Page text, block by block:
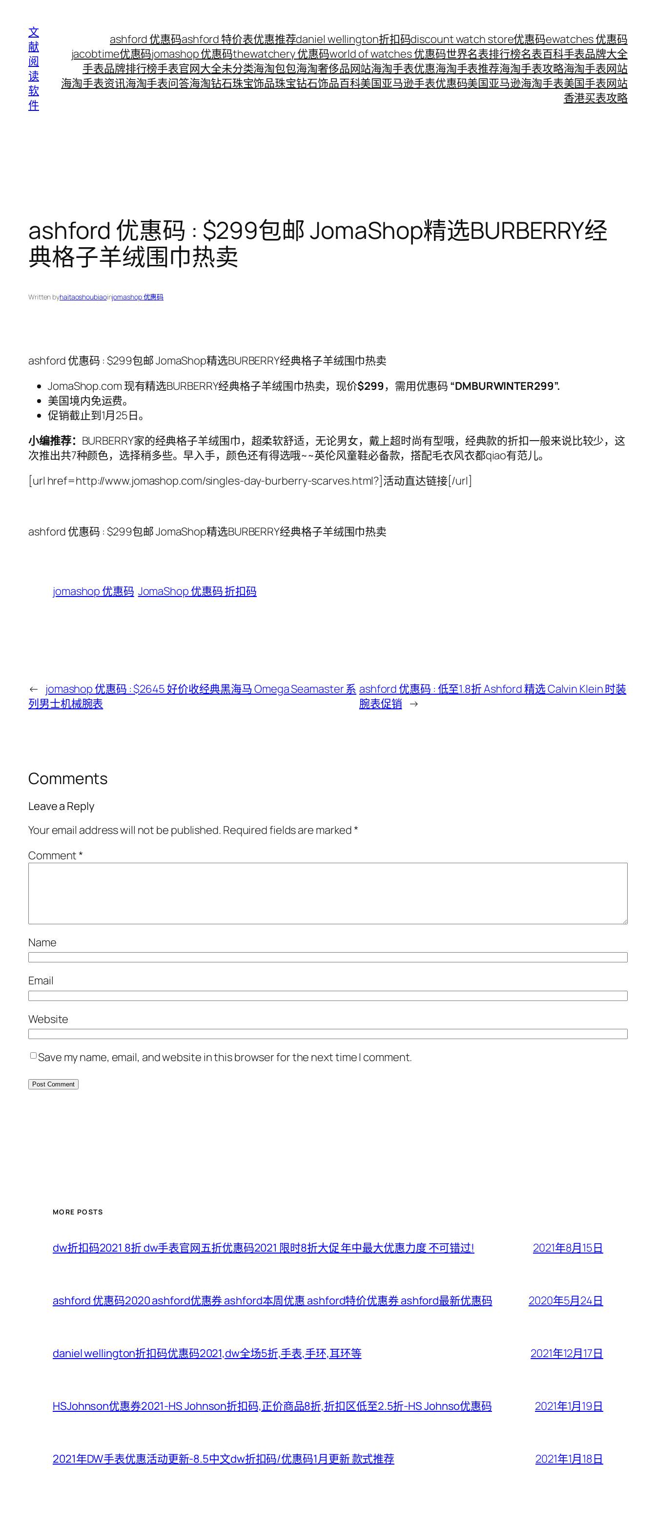
content
文
献
阅
读
软
件
ashford 优惠码ashford 特价表优惠推荐daniel wellington折扣码discount watch store优惠码ewatches 优惠码
jacobtime优惠码jomashop 优惠码thewatchery 优惠码world of watches 优惠码世界名表排行榜名表百科手表品牌大全
手表品牌排行榜手表官网大全未分类海淘包包海淘奢侈品网站海淘手表优惠海淘手表推荐海淘手表攻略海淘手表网站
海淘手表资讯海淘手表问答海淘钻石珠宝饰品珠宝钻石饰品百科美国亚马逊手表优惠码美国亚马逊海淘手表美国手表网站
香港买表攻略
ashford 优惠码 : $299包邮 JomaShop精选BURBERRY经
典格子羊绒围巾热卖
Written byhaitaoshoubiaoinjomashop 优惠码
ashford 优惠码 : $299包邮 JomaShop精选BURBERRY经典格子羊绒围巾热卖
JomaShop.com 现有精选BURBERRY经典格子羊绒围巾热卖，现价$299，需用优惠码 “DMBURWINTER299”.
美国境内免运费。
促销截止到1月25日。
小编推荐： BURBERRY家的经典格子羊绒围巾，超柔软舒适，无论男女，戴上超时尚有型哦，经典款的折扣一般来说比较少，这
次推出共7种颜色，选择稍多些。早入手，颜色还有得选哦~~英伦风童鞋必备款，搭配毛衣风衣都qiao有范儿。
[url href=http://www.jomashop.com/singles-day-burberry-scarves.html?]活动直达链接[/url]
ashford 优惠码 : $299包邮 JomaShop精选BURBERRY经典格子羊绒围巾热卖
jomashop 优惠码 JomaShop 优惠码 折扣码
← jomashop 优惠码 : $2645 好价收经典黑海马 Omega Seamaster 系
列男士机械腕表
ashford 优惠码 : 低至1.8折 Ashford 精选 Calvin Klein 时装
腕表促销 →
Comments
Leave a Reply
Your email address will not be published. Required fields are marked*
Comment*
Name
Email
Website
Save my name, email, and website in this browser for the next time I comment.
MORE POSTS
dw折扣码2021 8折 dw手表官网五折优惠码2021 限时8折大促 年中最大优惠力度 不可错过! 2021年8月15日
ashford 优惠码2020 ashford优惠券 ashford本周优惠 ashford特价优惠券 ashford最新优惠码 2020年5月24日
daniel wellington折扣码优惠码2021,dw全场5折,手表,手环,耳环等 2021年12月17日
HSJohnson优惠券2021-HS Johnson折扣码,正价商品8折,折扣区低至2.5折-HS Johnso优惠码 2021年1月19日
2021年DW手表优惠活动更新-8.5中文dw折扣码/优惠码1月更新 款式推荐 2021年1月18日